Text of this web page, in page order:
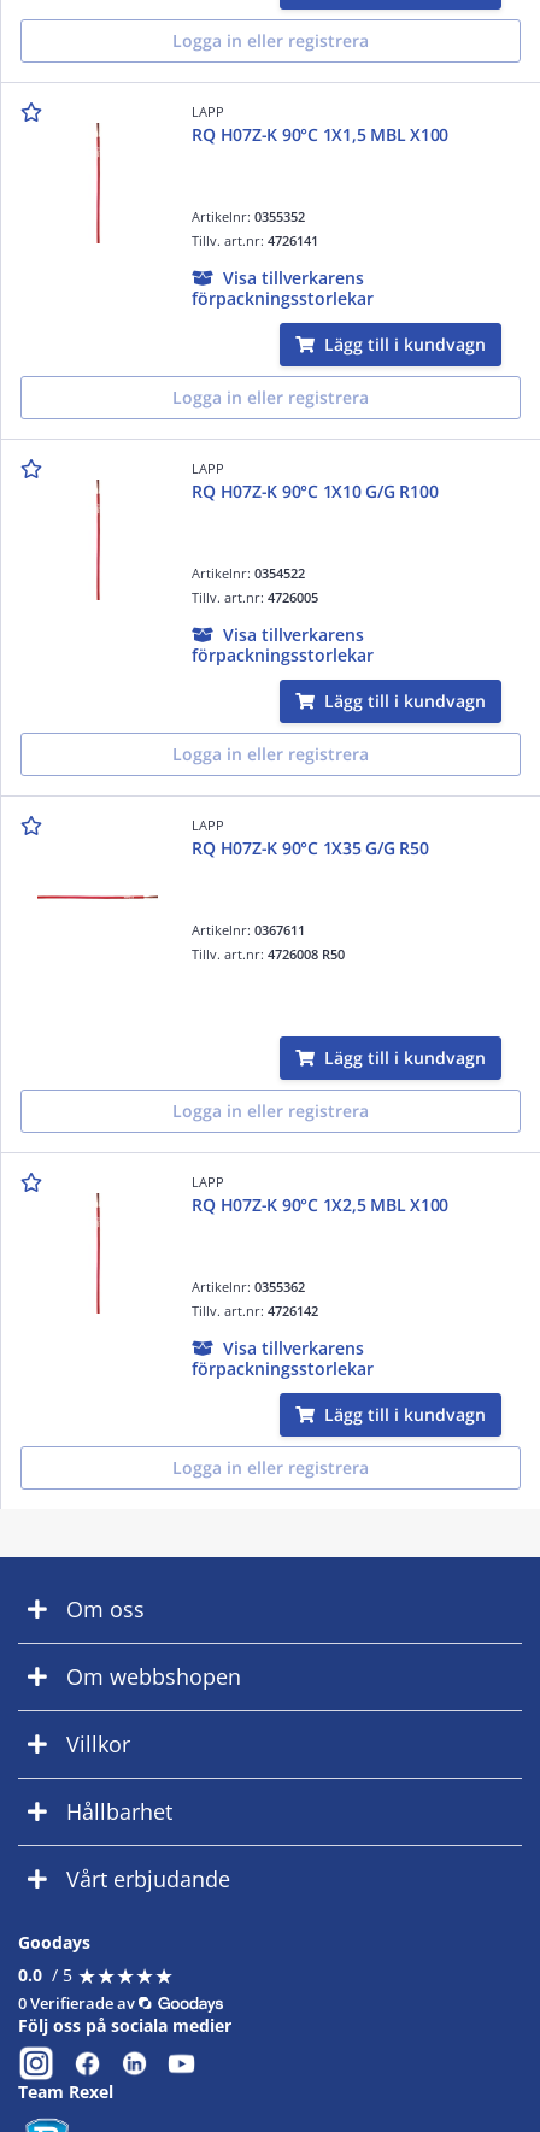
Logga in eller registrera
LAPP
RQ H07Z-K 90°C 1X1,5 MBL X100
Artikelnr:0355352
Tillv. art.nr:4726141
Visa tillverkarens
förpackningsstorlekar
Lägg till i kundvagn
Logga in eller registrera
LAPP
RQ H07Z-K 90°C 1X10 G/G R100
Artikelnr:0354522
Tillv. art.nr:4726005
Visa tillverkarens
förpackningsstorlekar
Lägg till i kundvagn
Logga in eller registrera
LAPP
RQ H07Z-K 90°C 1X35 G/G R50
Artikelnr:0367611
Tillv. art.nr:4726008 R50
Lägg till i kundvagn
Logga in eller registrera
LAPP
RQ H07Z-K 90°C 1X2,5 MBL X100
Artikelnr:0355362
Tillv. art.nr:4726142
Visa tillverkarens
förpackningsstorlekar
Lägg till i kundvagn
Logga in eller registrera
Om oss
Om webbshopen
Villkor
Hållbarhet
Vårt erbjudande
Goodays
0.0 / 5 ★★★★★
★★★★★
0 Verifierade av
Följ oss på sociala medier
Team Rexel